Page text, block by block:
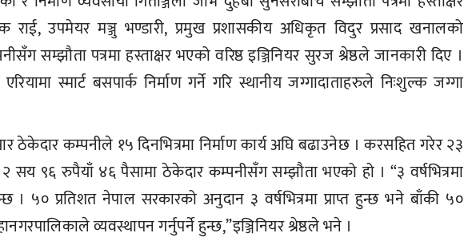
उपमेयर मञ्जु भण्डारी, प्रमुख प्रशासकीय अधिकृत विदुर प्रसाद खनालको
सम्झौता पत्रमा हस्ताक्षर भएको वरिष्ठ इञ्जिनियर सुरज श्रेष्ठले जानकारी दिए ।
स्मार्ट बसपार्क निर्माण गर्ने गरि स्थानीय जग्गादाताहरुले निःशुल्क जग्गा
ठेकेदार कम्पनीले १५ दिनभित्रमा निर्माण कार्य अघि बढाउनेछ । करसहित गरेर २३
९६ रुपैयाँ ४६ पैसामा ठेकेदार कम्पनीसँग सम्झौता भएको हो । “३ वर्षभित्रमा
। ५० प्रतिशत नेपाल सरकारको अनुदान ३ वर्षभित्रमा प्राप्त हुन्छ भने बाँकी ५०
व्यवस्थापन गर्नुपर्ने हुन्छ,”इञ्जिनियर श्रेष्ठले भने ।